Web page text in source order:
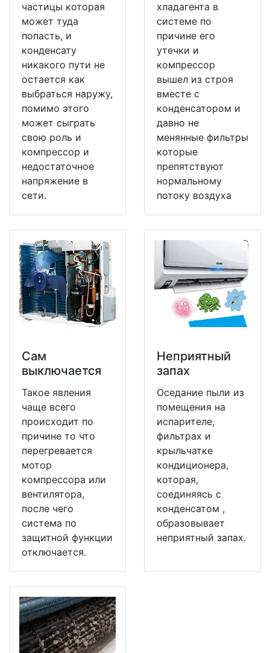
частицы которая
может туда
попасть, и
конденсату
никакого пути не
остается как
выбраться наружу,
помимо этого
может сыграть
свою роль и
компрессор и
недостаточное
напряжение в
сети.
хладагента в
системе по
причине его
утечки и
компрессор
вышел из строя
вместе с
конденсатором и
давно не
менянные фильтры
которые
препятствуют
нормальному
потоку воздуха
Сам
выключается
Такое явления
чаще всего
происходит по
причине то что
перегревается
мотор
компрессора или
вентилятора,
после чего
система по
защитной функции
отключается.
Неприятный
запах
Оседание пыли из
помещения на
испарителе,
фильтрах и
крыльчатке
кондиционера,
которая,
соединяясь с
конденсатом ,
образовывает
неприятный запах.